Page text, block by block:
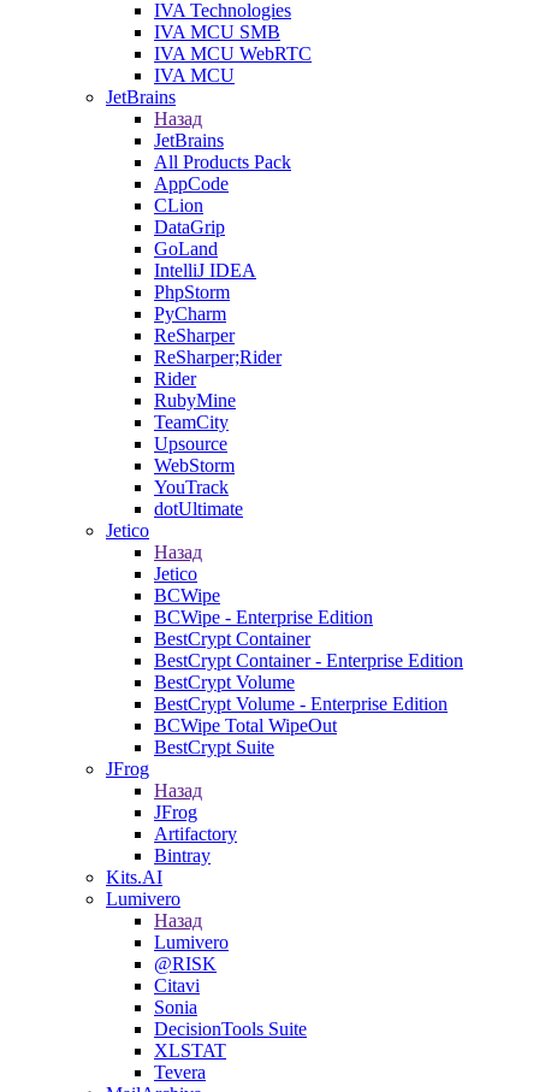
IVA Technologies
IVA MCU SMB
IVA MCU WebRTC
IVA MCU
JetBrains
Назад
JetBrains
All Products Pack
AppCode
CLion
DataGrip
GoLand
IntelliJ IDEA
PhpStorm
PyCharm
ReSharper
ReSharper;Rider
Rider
RubyMine
TeamCity
Upsource
WebStorm
YouTrack
dotUltimate
Jetico
Назад
Jetico
BCWipe
BCWipe - Enterprise Edition
BestCrypt Container
BestCrypt Container - Enterprise Edition
BestCrypt Volume
BestCrypt Volume - Enterprise Edition
BCWipe Total WipeOut
BestCrypt Suite
JFrog
Назад
JFrog
Artifactory
Bintray
Kits.AI
Lumivero
Назад
Lumivero
@RISK
Citavi
Sonia
DecisionTools Suite
XLSTAT
Tevera